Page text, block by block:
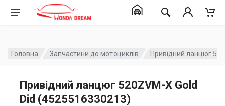
Головна Запчастини до мотоциклів Привідний ланцюг
Привідний ланцюг 520ZVM-X Gold
Did (4525516330213)